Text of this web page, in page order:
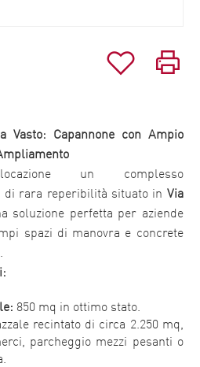
Vasto: Capannonecon Ampio
un complesso
rara reperibilità situato in Via
soluzione perfetta per aziende
spazi di manovra e concrete
850 mq in ottimo stato.
recintato di circa 2.250 mq,
parcheggio mezzi pesanti o